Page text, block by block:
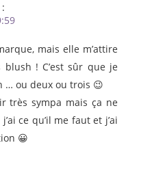
mais elle m’attire
! C’est sûr que je
… ou deux ou trois 😉
très sympa mais ça ne
ce qu’il me faut et j’ai
😀